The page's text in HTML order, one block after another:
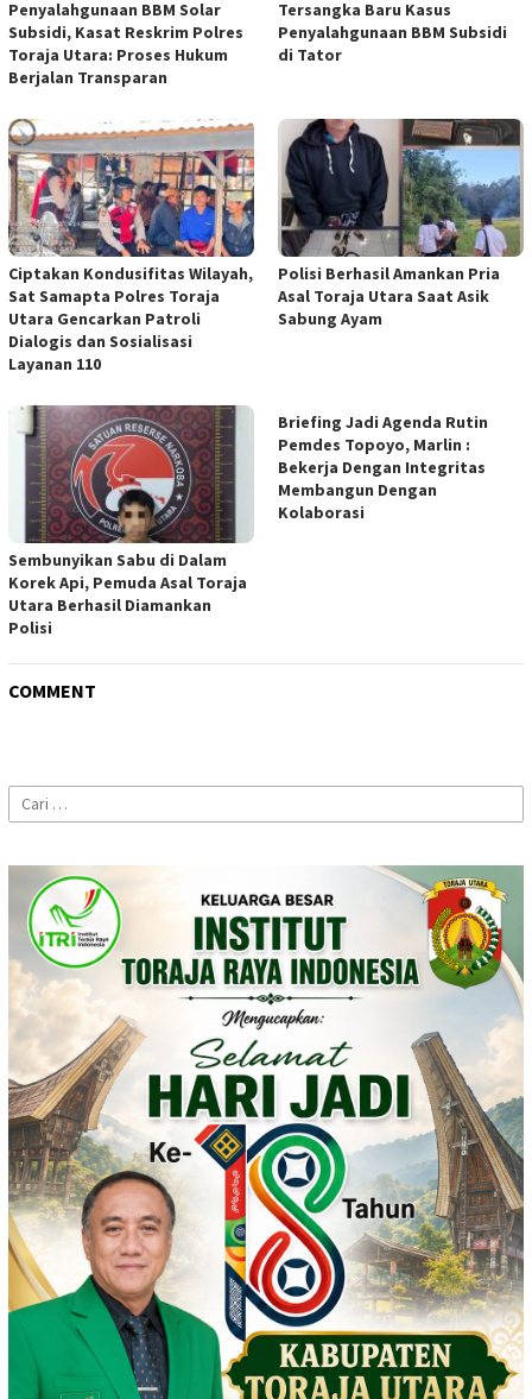
Penyalahgunaan BBM Solar
Subsidi, Kasat Reskrim Polres
Toraja Utara: Proses Hukum
Berjalan Transparan
Tersangka Baru Kasus
Penyalahgunaan BBM Subsidi
di Tator
Ciptakan Kondusifitas Wilayah,
Sat Samapta Polres Toraja
Utara Gencarkan Patroli
Dialogis dan Sosialisasi
Layanan 110
Polisi Berhasil Amankan Pria
Asal Toraja Utara Saat Asik
Sabung Ayam
Sembunyikan Sabu di Dalam
Korek Api, Pemuda Asal Toraja
Utara Berhasil Diamankan
Polisi
Briefing Jadi Agenda Rutin
Pemdes Topoyo, Marlin :
Bekerja Dengan Integritas
Membangun Dengan
Kolaborasi
COMMENT
Cari
untuk: